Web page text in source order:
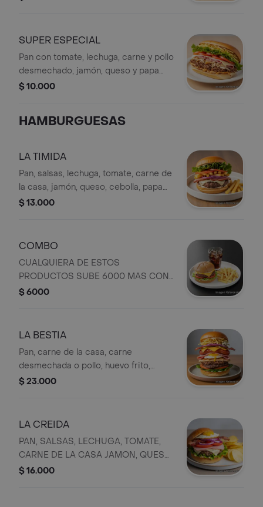
SUPER ESPECIAL
Pan con tomate, lechuga, carne y pollo
desmechado, jamón, queso y papa
ripio.
$ 10.000
HAMBURGUESAS
LA TIMIDA
Pan, salsas, lechuga, tomate, carne de
la casa, jamón, queso, cebolla, papa
ripio.
$ 13.000
COMBO
CUALQUIERA DE ESTOS
PRODUCTOS SUBE 6000 MAS CON
PORCION DE PAPA A LA FRANCESA
$ 6000
LA BESTIA
Pan, carne de la casa, carne
desmechada o pollo, huevo frito,
salchicha, doble jamón, doble queso,
$ 23.000
LA CREIDA
PAN, SALSAS, LECHUGA, TOMATE,
CARNE DE LA CASA JAMON, QUESO,
CEBOLLA, TOCINETA, PAPA RIPIO Y
$ 16.000